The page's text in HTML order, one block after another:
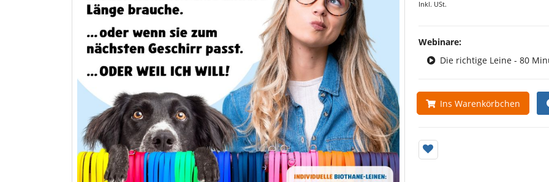
Inkl. USt.
Webinare:
Die richtige Leine - 80
Ins Warenkörbchen